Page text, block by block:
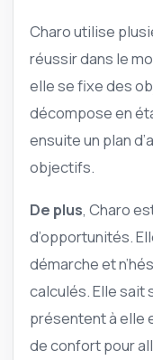
Charo utilise
réussir dans le
elle se fixe des
décompose en
ensuite un plan
objectifs.
De plus , Charo
d’opportunités.
démarche et
calculés. Elle sait
présentent à elle
de confort pour